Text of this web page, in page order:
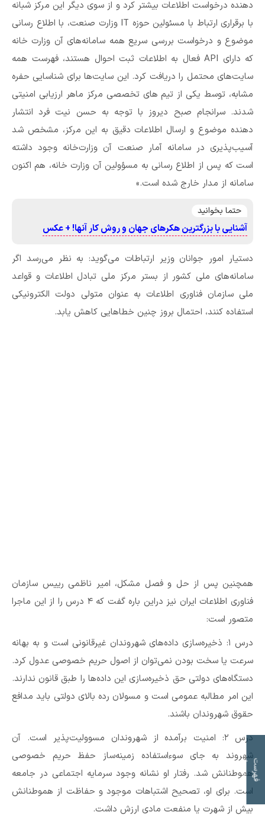
دهنده درخواست اطلاعات بیشتر کرد و از سوی دیگر این مرکز شبانه
با برقراری ارتباط با مسئولین حوزه IT وزارت صنعت، با اطلاع رسانی
موضوع و درخواست بررسی سریع همه سامانه‌های آن وزارت خانه
که دارای API فعال به اطلاعات ثبت‌ احوال هستند، فهرست همه
سایت‌های محتمل را دریافت کرد. این سایت‌ها برای شناسایی حفره
مشابه، توسط یکی از تیم های تخصصی مرکز ماهر ارزیابی امنیتی
شدند. سرانجام صبح دیروز با توجه به حسن نیت فرد انتشار
دهنده موضوع و ارسال اطلاعات دقیق به این مرکز، مشخص شد
آسیب‌پذیری در سامانه‌ آمار صنعت آن وزارت‌خانه وجود داشته
است که پس از اطلاع رسانی به مسؤولین آن وزارت خانه، هم اکنون
سامانه از مدار خارج شده است.»
حتما بخوانید
آشنایی با بزرگترین هکرهای جهان و روش کار آنها! + عکس
دستیار امور جوانان وزیر ارتباطات می‌گوید: به نظر می‌رسد اگر
سامانه‌های ملی کشور از بستر مرکز ملی تبادل اطلاعات و قواعد
ملی سازمان فناوری اطلاعات به عنوان متولی دولت الکترونیکی
استفاده کنند، احتمال بروز چنین خطاهایی کاهش یابد.
همچنین پس از حل و فصل مشکل، امیر ناظمی رییس سازمان
فناوری اطلاعات ایران نیز دراین باره گفت که ۴ درس را از این ماجرا
متصور است:
درس ۱: ذخیره‌سازی داده‌های شهروندان غیرقانونی است و به بهانه‌
سرعت یا سخت بودن نمی‌توان از اصول حریم خصوصی عدول کرد.
دستگاه‌های دولتی حق ذخیره‌سازی این داده‌ها را طبق قانون ندارند.
این امر مطالبه عمومی است و مسولان رده بالای دولتی باید مدافع
حقوق شهروندان باشند.
درس ۲: امنیت برآمده از شهروندان مسوولیت‌پذیر است. آن
شهروند به جای سوءاستفاده زمینه‌ساز حفظ حریم خصوصی
هموطنانش شد. رفتار او نشانه‌ وجود ‎سرمایه اجتماعی در جامعه‌
است. برای او، تصحیح اشتباهات موجود و حفاظت از هموطنانش
بیش از شهرت یا منفعت مادی ارزش داشت.
ف
ه
ر
س
ت
م
و
ض
و
ع
ات